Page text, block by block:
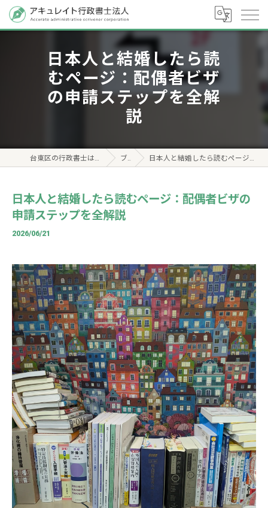
日本人と結婚したら読
むページ：配偶者ビザ
の申請ステップを全解
説
台東区の行政書士はアキュレイト行政書士法人 ブログ 日本人と結婚したら読むページ：配偶者ビザの申請ステップを全解説
日本人と結婚したら読むページ：配偶者ビザの
申請ステップを全解説
2026/06/21